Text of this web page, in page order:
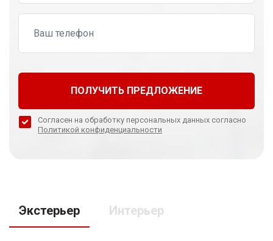
ПОЛУЧИТЬ ПРЕДЛОЖЕНИЕ
Согласен на обработку персональных данных согласно
Политикой конфиденциальности
Экстерьер Интерьер